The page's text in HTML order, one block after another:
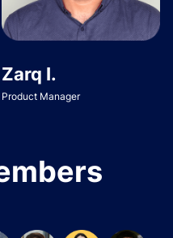
Zarq I.
Product Manager